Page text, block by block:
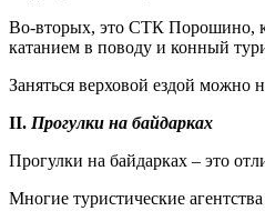
Во-вторых, это СТК Порошино,
катанием в поводу и конный
Заняться верховой ездой можно
II. Прогулки на байдарках
Прогулки на байдарках – это
Многие туристические